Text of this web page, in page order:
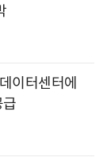
이터센터에